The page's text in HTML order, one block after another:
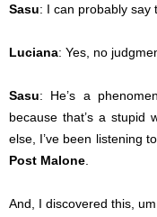
Sasu: I can probably say
Luciana: Yes, no
Sasu: He’s a
because that’s a stupid
else, I’ve been listening
Post Malone
And, I discovered this,